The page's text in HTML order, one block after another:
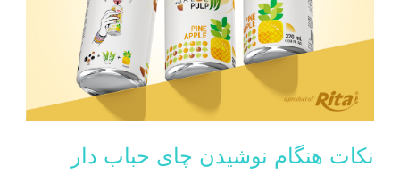
نکات هنگام نوشیدن چای حباب دار